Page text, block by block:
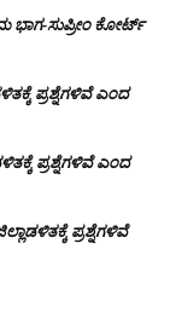
ಭಾಗ-ಸುಪ್ರೀಂ ಕೋರ್ಟ್
ಪ್ರಶ್ನೆಗಳಿವೆ ಎಂದ
ಪ್ರಶ್ನೆಗಳಿವೆ ಎಂದ
ಪ್ರಶ್ನೆಗಳಿವೆ